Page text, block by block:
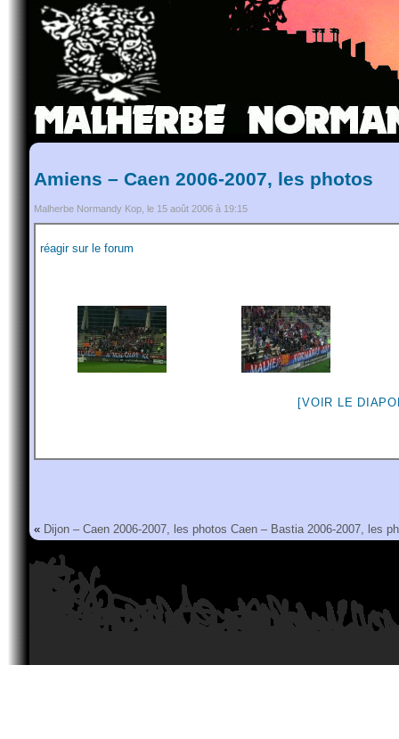
Amiens – Caen 2006-2007, les photos
Malherbe Normandy Kop, le 15 août 2006 à 19:15
réagir sur le forum
[VOIR LE
« Dijon – Caen 2006-2007, les photos Caen – Bastia 2006-2007, les